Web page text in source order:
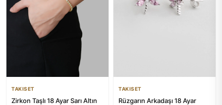
TAKISET
Zirkon Taşlı 18 Ayar Sarı Altın
TAKISET
Rüzgarın Arkadaşı 18 Ayar